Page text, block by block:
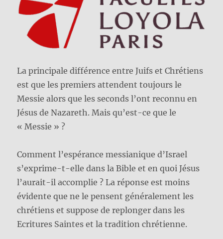
La principale différence entre Juifs et Chrétiens
est que les premiers attendent toujours le
Messie alors que les seconds l’ont reconnu en
Jésus de Nazareth. Mais qu’est-ce que le
« Messie » ?
Comment l’espérance messianique d’Israel
s’exprime-t-elle dans la Bible et en quoi Jésus
l’aurait-il accomplie ? La réponse est moins
évidente que ne le pensent généralement les
chrétiens et suppose de replonger dans les
Ecritures Saintes et la tradition chrétienne.